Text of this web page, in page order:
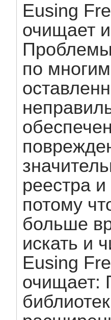
Eusing
очищает
Проблемы
по
реестра
потому
больше
искать и
Eusing
очищает: